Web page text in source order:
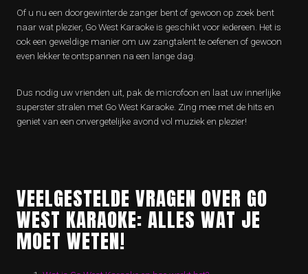
Of u nu een doorgewinterde zanger bent of gewoon op zoek bent
naar wat plezier, Go West Karaoke is geschikt voor iedereen. Het is
ook een geweldige manier om uw zangtalent te oefenen of gewoon
even lekker te ontspannen na een lange dag.
Dus nodig uw vrienden uit, pak de microfoon en laat uw innerlijke
superster stralen met Go West Karaoke. Zing mee met de hits en
geniet van een onvergetelijke avond vol muziek en plezier!
VEELGESTELDE VRAGEN OVER GO
WEST KARAOKE: ALLES WAT JE
MOET WETEN!